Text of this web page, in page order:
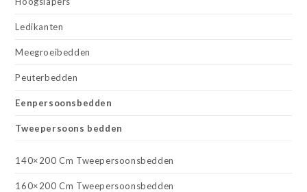
Ledikanten
Meegroeibedden
Peuterbedden
Eenpersoonsbedden
Tweepersoons bedden
140×200 Cm Tweepersoonsbedden
160×200 Cm Tweepersoonsbedden